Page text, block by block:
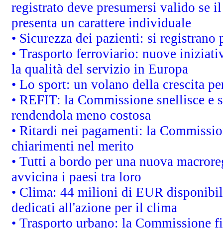
registrato deve presumersi valido se
presenta un carattere individuale
• Sicurezza dei pazienti: si
• Trasporto ferroviario: nuove
la qualità del servizio in Europa
• Lo sport: un volano della crescita
• REFIT: la Commissione snellisce
rendendola meno costosa
• Ritardi nei pagamenti: la
chiarimenti nel merito
• Tutti a bordo per una nuova
avvicina i paesi tra loro
• Clima: 44 milioni di EUR
dedicati all'azione per il clima
• Trasporto urbano: la Commissione